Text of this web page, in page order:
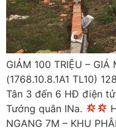
GIẢM 100 TRIỆU –
(1768.10.8.1A1 TL10)
Tân 3 đến 6 HĐ điện
Tướng quân INa.
NGANG 7M – KHU